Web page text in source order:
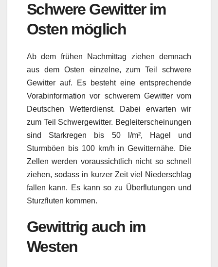
Schwere Gewitter im
Osten möglich
Ab dem frühen Nachmittag ziehen demnach
aus dem Osten einzelne, zum Teil schwere
Gewitter auf. Es besteht eine entsprechende
Vorabinformation vor schwerem Gewitter vom
Deutschen Wetterdienst. Dabei erwarten wir
zum Teil Schwergewitter. Begleiterscheinungen
sind Starkregen bis 50 l/m², Hagel und
Sturmböen bis 100 km/h in Gewitternähe. Die
Zellen werden voraussichtlich nicht so schnell
ziehen, sodass in kurzer Zeit viel Niederschlag
fallen kann. Es kann so zu Überflutungen und
Sturzfluten kommen.
Gewittrig auch im
Westen